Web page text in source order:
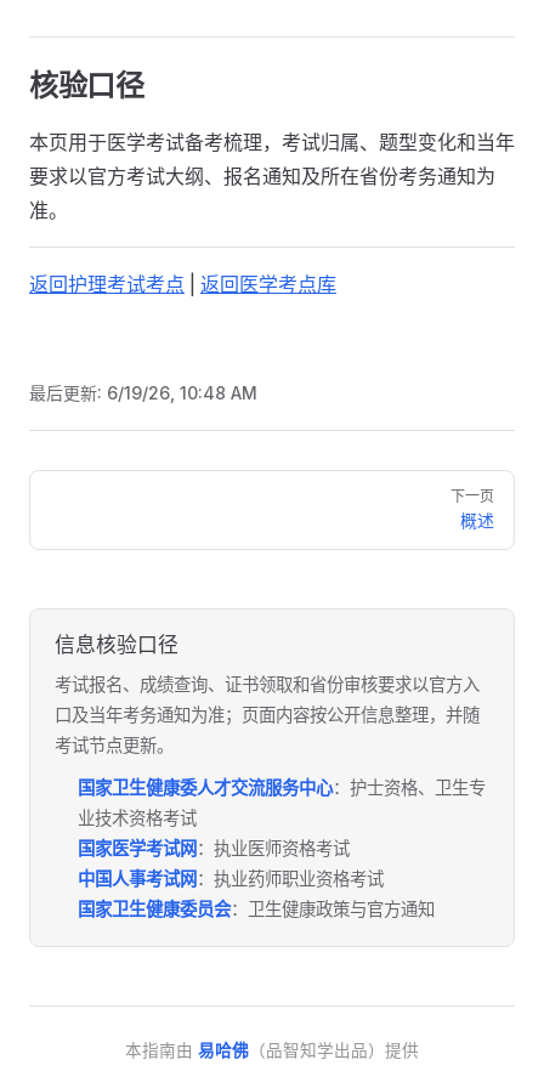
核验口径
本页用于医学考试备考梳理，考试归属、题型变化和当年
要求以官方考试大纲、报名通知及所在省份考务通知为
准。
返回护理考试考点 返回医学考点库
最后更新: 6/19/26, 10:48 AM
Pager
下一页
概述
信息核验口径
考试报名、成绩查询、证书领取和省份审核要求以官方入
口及当年考务通知为准；页面内容按公开信息整理，并随
考试节点更新。
国家卫生健康委人才交流服务中心：护士资格、卫生专
业技术资格考试
国家医学考试网 ：执业医师资格考试
中国人事考试网 ：执业药师职业资格考试
国家卫生健康委员会：卫生健康政策与官方通知
本指南由 易哈佛 （品智知学出品）提供